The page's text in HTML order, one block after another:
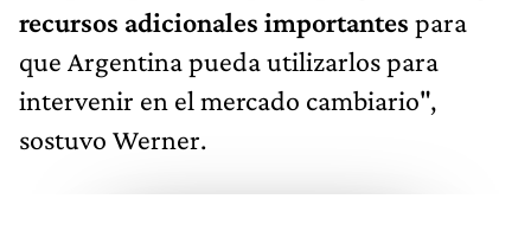
recursos adicionales importantes para
que Argentina pueda utilizarlos para
intervenir en el mercado cambiario",
sostuvo Werner.